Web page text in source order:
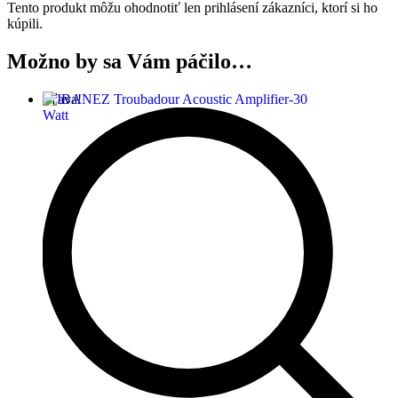
Tento produkt môžu ohodnotiť len prihlásení zákazníci, ktorí si ho
kúpili.
Možno by sa Vám páčilo…
Zľava!